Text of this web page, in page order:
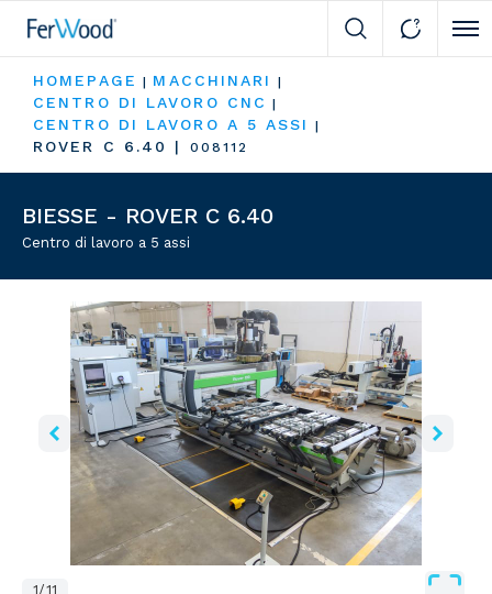
HOMEPAGE | MACCHINARI |
CENTRO DI LAVORO CNC |
CENTRO DI LAVORO A 5 ASSI |
ROVER C 6.40 | 008112
BIESSE - ROVER C 6.40
Centro di lavoro a 5 assi
1/11